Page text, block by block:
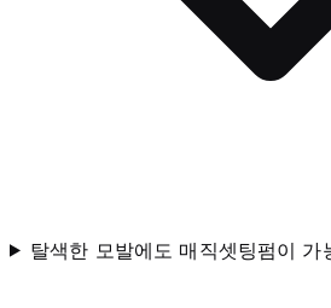
탈색한 모발에도 매직셋팅펌이 가